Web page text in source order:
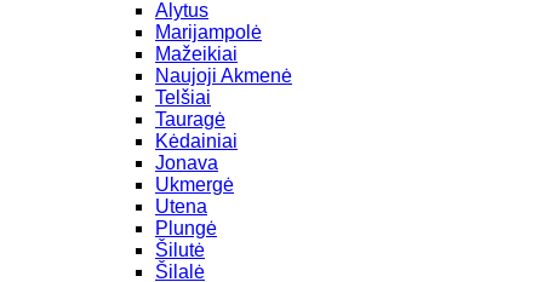
Alytus
Marijampolė
Mažeikiai
Naujoji Akmenė
Telšiai
Tauragė
Kėdainiai
Jonava
Ukmergė
Utena
Plungė
Šilutė
Šilalė